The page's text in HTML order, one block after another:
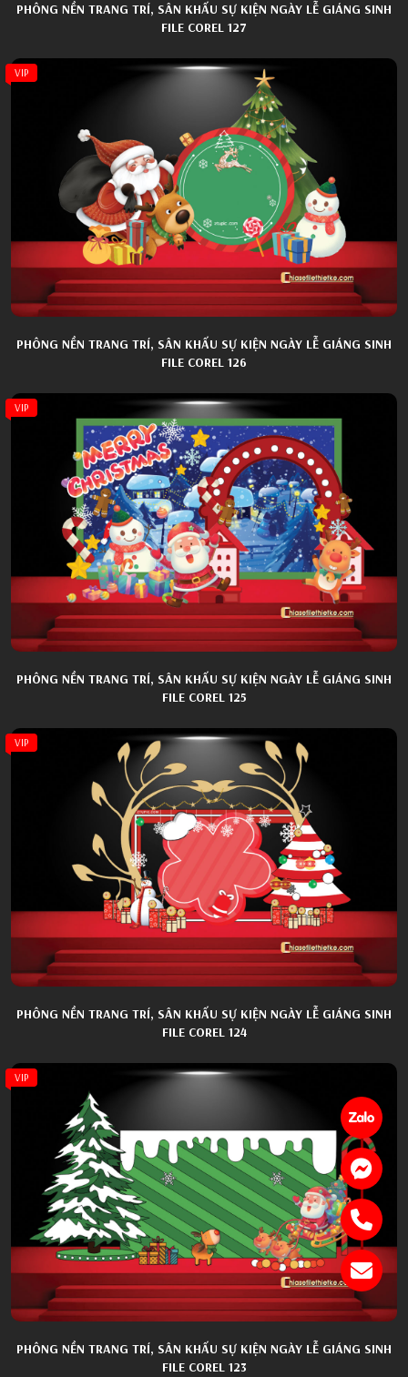
PHÔNG NỀN TRANG TRÍ, SÂN KHẤU SỰ KIỆN NGÀY LỄ GIÁNG SINH
FILE COREL 127
VIP
PHÔNG NỀN TRANG TRÍ, SÂN KHẤU SỰ KIỆN NGÀY LỄ GIÁNG SINH
FILE COREL 126
VIP
PHÔNG NỀN TRANG TRÍ, SÂN KHẤU SỰ KIỆN NGÀY LỄ GIÁNG SINH
FILE COREL 125
VIP
PHÔNG NỀN TRANG TRÍ, SÂN KHẤU SỰ KIỆN NGÀY LỄ GIÁNG SINH
FILE COREL 124
VIP
PHÔNG NỀN TRANG TRÍ, SÂN KHẤU SỰ KIỆN NGÀY LỄ GIÁNG SINH
FILE COREL 123